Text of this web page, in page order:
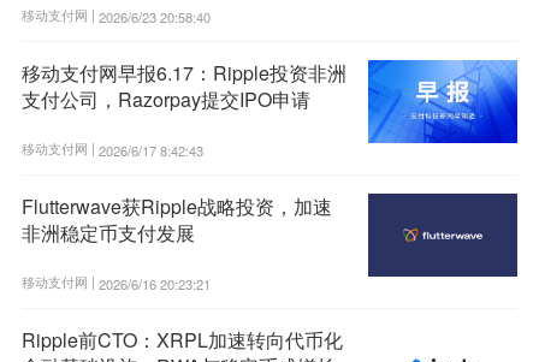
移动支付网 | 2026/6/23 20:58:40
移动支付网早报6.17：Ripple投资非洲
支付公司，Razorpay提交IPO申请
移动支付网 | 2026/6/17 8:42:43
Flutterwave获Ripple战略投资，加速
非洲稳定币支付发展
移动支付网 | 2026/6/16 20:23:21
Ripple前CTO：XRPL加速转向代币化